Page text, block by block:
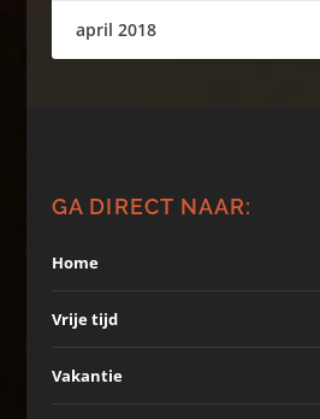
april 2018
GA DIRECT NAAR:
Home
Vrije tijd
Vakantie